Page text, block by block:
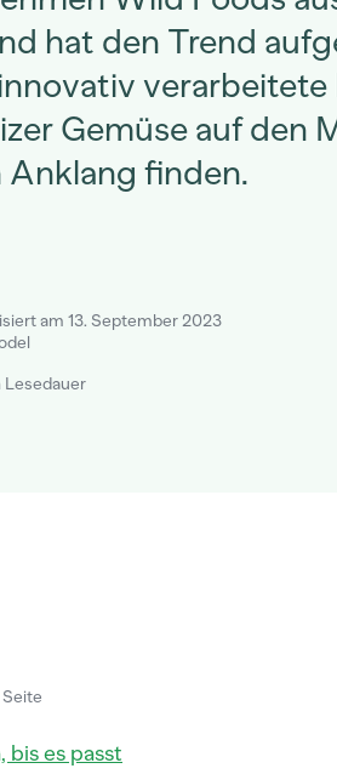
hat den Trend
verarbeitete
Gemüse auf den
Anklang finden.
am 13. September 2023
Lesedauer
bis es passt